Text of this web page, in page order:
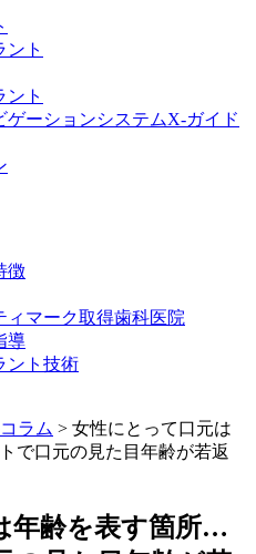
ラム > 女性にとって口元は
で口元の見た目年齢が若返
年齢を表す箇所…